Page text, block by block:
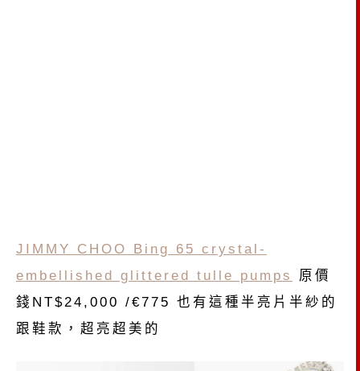
JIMMY CHOO Bing 65 crystal-
embellished glittered tulle pumps
原價
錢NT$24,000 /€775 也有這種半亮片半紗的
跟鞋款，超亮超美的